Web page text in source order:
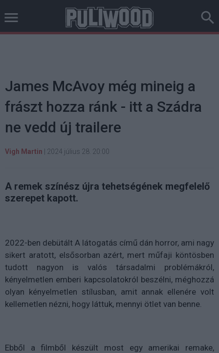
James McAvoy még mineig a
frászt hozza ránk - itt a Szádra
ne vedd új trailere
Vigh Martin 2024 július 28. 20:00
A remek színész újra tehetségének megfelelő
szerepet kapott.
2022-ben debütált A látogatás című dán horror, ami nagy
sikert aratott, elsősorban azért, mert műfaji köntösben
tudott nagyon is valós társadalmi problémákról,
kényelmetlen emberi kapcsolatokról beszélni, méghozzá
olyan kényelmetlen stílusban, amit annak ellenére volt
kellemetlen nézni, hogy láttuk, mennyi ötlet van benne.
Ebből a filmből készült most egy amerikai remake,